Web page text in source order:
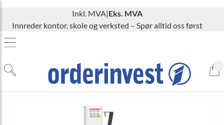
Inkl. MVA|Eks. MVA
Innreder kontor, skole og verksted – Spør alltid oss først